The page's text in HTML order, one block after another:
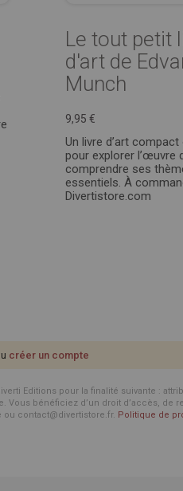
Le tout petit
d'art de
Munch
9,95 €
Un livre d’art
pour explorer l’œuvre
comprendre ses
essentiels. À
Divertistore.com
créer un compte
Editions pour la finalité suivante :
bénéficiez d’un droit d’accès,
ou contact@divertistore.fr. Politique de